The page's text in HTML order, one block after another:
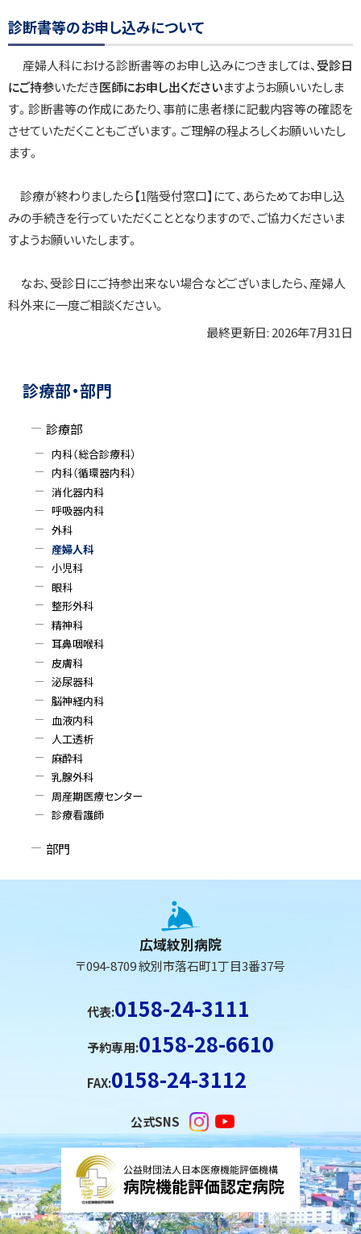
ト
ッ
に
戻
る
診断書等のお申し込みについて
産婦人科における診断書等のお申し込みにつきましては、受診日
にご持参いただき医師にお申し出くださいますようお願いいたしま
す。診断書等の作成にあたり、事前に患者様に記載内容等の確認を
させていただくこともございます。ご理解の程よろしくお願いいたし
ます。
診療が終わりましたら【1階受付窓口】にて、あらためてお申し込
みの手続きを行っていただくこととなりますので、ご協力くださいま
すようお願いいたします。
なお、受診日にご持参出来ない場合などございましたら、産婦人
科外来に一度ご相談ください。
最終更新日: 2026年7月31日
サ診療部・部門
診療部
内科（総合診療科）
内科（循環器内科）
消化器内科
呼吸器内科
外科
産婦人科
小児科
眼科
整形外科
精神科
耳鼻咽喉科
皮膚科
泌尿器科
脳神経内科
血液内科
人工透析
麻酔科
乳腺外科
周産期医療センター
診療看護師
部門
る
ペ
ー
ジ
の
広域紋別病院
〒094-8709 紋別市落石町1丁目3番37号
代表:0158-24-3111
予約専用:0158-28-6610
FAX:0158-24-3112
公式SNS